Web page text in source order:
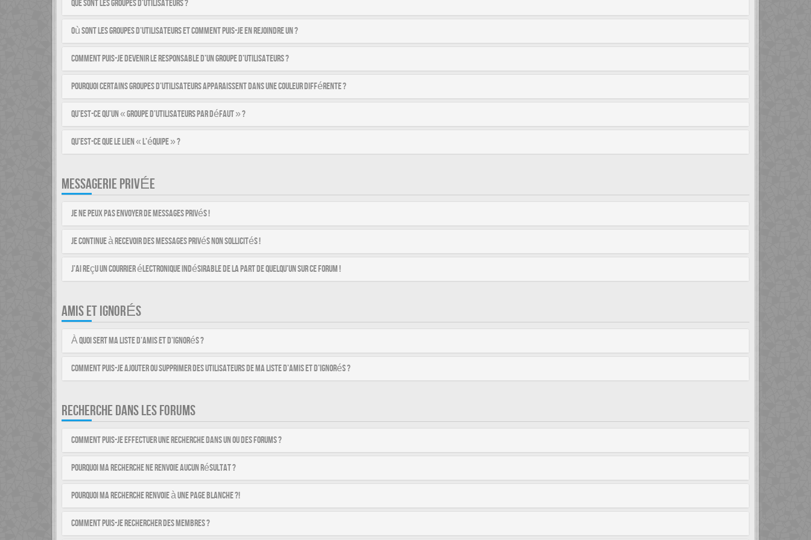
Que sont les groupes d’utilisateurs ?
Où sont les groupes d’utilisateurs et comment puis-je en rejoindre un ?
Comment puis-je devenir le responsable d’un groupe d’utilisateurs ?
Pourquoi certains groupes d’utilisateurs apparaissent dans une couleur différente ?
Qu’est-ce qu’un « groupe d’utilisateurs par défaut » ?
Qu’est-ce que le lien « L’équipe » ?
MESSAGERIE PRIVÉE
Je ne peux pas envoyer de messages privés !
Je continue à recevoir des messages privés non sollicités !
J’ai reçu un courrier électronique indésirable de la part de quelqu’un sur ce forum !
AMIS ET IGNORÉS
À quoi sert ma liste d’amis et d’ignorés ?
Comment puis-je ajouter ou supprimer des utilisateurs de ma liste d’amis et d’ignorés ?
RECHERCHE DANS LES FORUMS
Comment puis-je effectuer une recherche dans un ou des forums ?
Pourquoi ma recherche ne renvoie aucun résultat ?
Pourquoi ma recherche renvoie à une page blanche ?!
Comment puis-je rechercher des membres ?